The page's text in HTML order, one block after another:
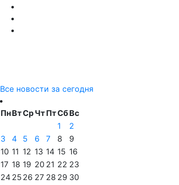
Все новости за сегодня
ПнВтСрЧтПтСбВс
1
2
3
4 5 6 7 8
9
10 11 12 13 14 15 16
17 18 19 20 21 22 23
24 25 26 27 28 29 30